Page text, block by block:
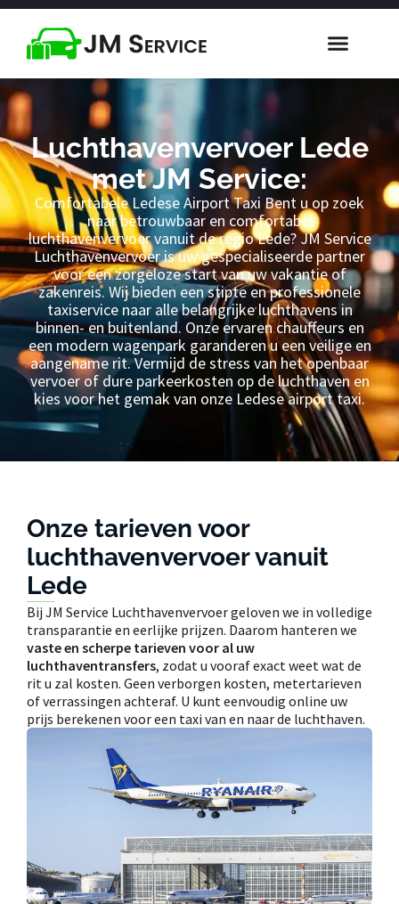
Luchthavenvervoer Lede
met JM Service:
Comfortabele Ledese Airport Taxi Bent u op zoek
naar betrouwbaar en comfortabel
luchthavenvervoer vanuit de regio Lede? JM Service
Luchthavenvervoer is uw gespecialiseerde partner
voor een zorgeloze start van uw vakantie of
zakenreis. Wij bieden een stipte en professionele
taxiservice naar alle belangrijke luchthavens in
binnen- en buitenland. Onze ervaren chauffeurs en
een modern wagenpark garanderen u een veilige en
aangename rit. Vermijd de stress van het openbaar
vervoer of dure parkeerkosten op de luchthaven en
kies voor het gemak van onze Ledese airport taxi.
Onze tarieven voor
luchthavenvervoer vanuit
Lede
Bij JM Service Luchthavenvervoer geloven we in volledige
transparantie en eerlijke prijzen. Daarom hanteren we
vaste en scherpe tarieven voor al uw
luchthaventransfers, zodat u vooraf exact weet wat de
rit u zal kosten. Geen verborgen kosten, metertarieven
of verrassingen achteraf. U kunt eenvoudig online uw
prijs berekenen voor een taxi van en naar de luchthaven.